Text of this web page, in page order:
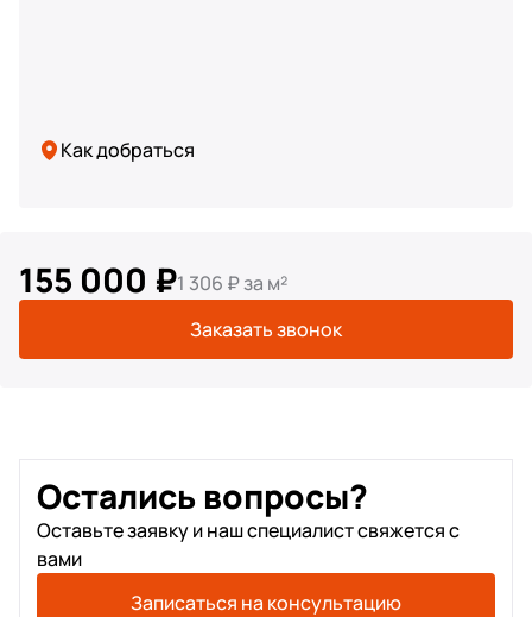
Как добраться
155 000 ₽1 306 ₽ за м²
Заказать звонок
Остались вопросы?
Оставьте заявку и наш специалист свяжется с
вами
Записаться на консультацию